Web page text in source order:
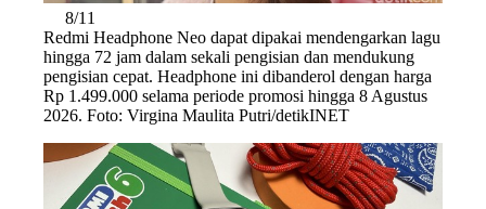
8/11
Redmi Headphone Neo dapat dipakai mendengarkan lagu
hingga 72 jam dalam sekali pengisian dan mendukung
pengisian cepat. Headphone ini dibanderol dengan harga
Rp 1.499.000 selama periode promosi hingga 8 Agustus
2026. Foto: Virgina Maulita Putri/detikINET